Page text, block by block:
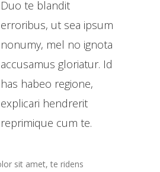
Duo te blandit
erroribus, ut sea ipsum
nonumy, mel no ignota
accusamus gloriatur. Id
has habeo regione,
explicari hendrerit
reprimique cum te.
sit amet, te ridens